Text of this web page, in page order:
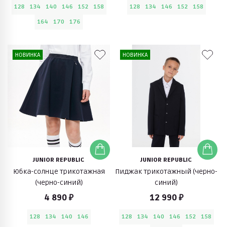
128 134 140 146 152
158
164
170 176
128 134 146 152 158
НОВИНКА
JUNIOR REPUBLIC
Юбка-солнце трикотажная
(черно-синий)
4 890 ₽
128 134 140 146
НОВИНКА
JUNIOR REPUBLIC
Пиджак трикотажный (черно-
синий)
12 990 ₽
128 134 140 146 152
158